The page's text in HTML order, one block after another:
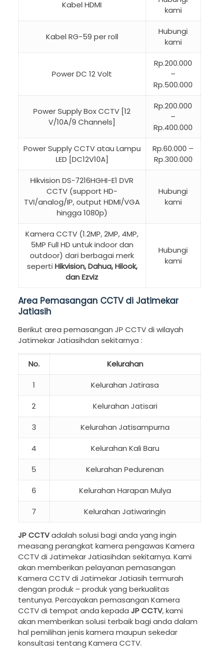
Kabel HDMI
kami
Kabel RG-59 per roll
Hubungi
kami
Power DC 12 Volt
Rp.200.000
–
Rp.500.000
Power Supply Box CCTV [12
V/10A/9 Channels]
Rp.200.000
–
Rp.400.000
Power Supply CCTV atau Lampu
LED [DC12V10A]
Rp.60.000 –
Rp.300.000
Hikvision DS-7216HGHI-E1 DVR
CCTV (support HD-
TVI/analog/IP, output HDMI/VGA
hingga 1080p)
Hubungi
kami
Kamera CCTV (1.2MP, 2MP, 4MP,
5MP Full HD untuk indoor dan
outdoor) dari berbagai merk
seperti Hikvision, Dahua, Hilook,
dan Ezviz
Hubungi
kami
Area Pemasangan CCTV di Jatimekar
Jatiasih
Berikut area pemasangan JP CCTV di wilayah
Jatimekar Jatiasihdan sekitarnya :
No. Kelurahan
1 Kelurahan Jatirasa
2 Kelurahan Jatisari
3 Kelurahan Jatisampurna
4 Kelurahan Kali Baru
5 Kelurahan Pedurenan
6 Kelurahan Harapan Mulya
7 Kelurahan Jatiwaringin
JP CCTVadalah solusi bagi anda yang ingin
measang perangkat kamera pengawas Kamera
CCTV di Jatimekar Jatiasihdan sekitarnya. Kami
akan memberikan pelayanan pemasangan
Kamera CCTV di Jatimekar Jatiasih termurah
dengan produk – produk yang berkualitas
tentunya. Percayakan pemasangan Kamera
CCTV di tempat anda kepada JP CCTV, kami
akan memberikan solusi terbaik bagi anda dalam
hal pemilihan jenis kamera maupun sekedar
konsultasi tentang Kamera CCTV.